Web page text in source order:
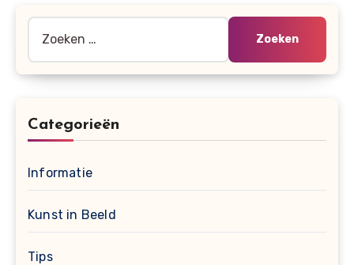
naar:
Categorieën
Informatie
Kunst in Beeld
Tips